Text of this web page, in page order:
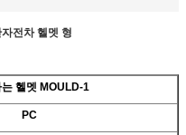
전차 헬멧 형
헬멧 MOULD-1
PC